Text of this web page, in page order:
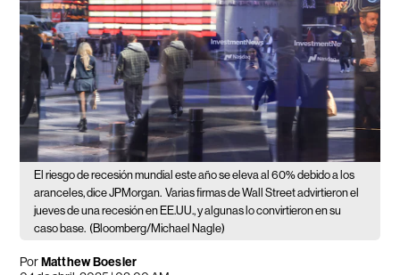
El riesgo de recesión mundial este año se eleva al 60% debido a los
aranceles, dice JPMorgan. Varias firmas de Wall Street advirtieron el
jueves de una recesión en EE.UU., y algunas lo convirtieron en su
caso base. (Bloomberg/Michael Nagle)
PorMatthew Boesler